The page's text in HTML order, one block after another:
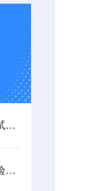
金属箔拉伸强度试验机_拉力试验机的详细介绍
离型纸分离力测试仪_拉力试验机的详细介绍